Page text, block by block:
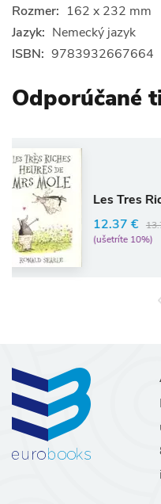
Rozmer: 162 x 232 mm
Jazyk: Nemecký jazyk
ISBN: 9783932667664
Odporúčané
Les Tres Riches
12.37 €
13.74 €
(ušetríte 10%)